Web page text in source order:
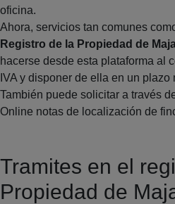
oficina.
Ahora, servicios tan comunes
Registro de la Propiedad de
hacerse desde esta plataforma al
IVA y disponer de ella en un
También puede solicitar a través
Online notas de localización de
Tramites en el
Propiedad de